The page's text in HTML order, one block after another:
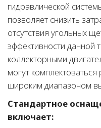
гидравлической
позволяет снизить
отсутствия угольных
эффективности данной
коллекторными
могут
широким диапазоном
Стандартное
включает: